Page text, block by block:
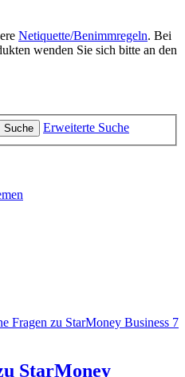
Netiquette/Benimmregeln. Bei
wenden Sie sich bitte an den
Suche Erweiterte Suche
Fragen zu StarMoney Business 7
StarMoney